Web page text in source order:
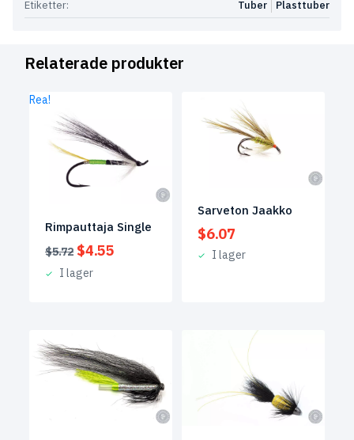
Etiketter:
Plasttuber
Tuber
Relaterade produkter
Rea!
Rimpauttaja Single
$5.72 Det
ursprungliga
priset
$4.55
I lager
Sarveton Jaakko
$6.07
I lager